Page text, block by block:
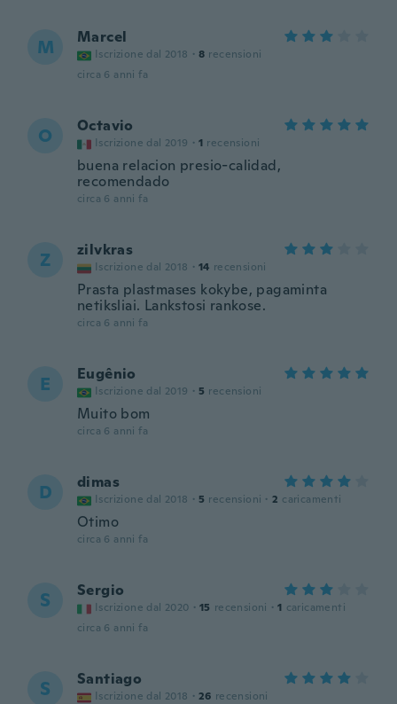
M Marcel
Iscrizione dal 2018 · 8 recensioni
circa 6 anni fa
O Octavio
Iscrizione dal 2019 · 1 recensioni
buena relacion presio-calidad,
recomendado
circa 6 anni fa
Z zilvkras
Iscrizione dal 2018 · 14 recensioni
Prasta plastmases kokybe, pagaminta
netiksliai. Lankstosi rankose.
circa 6 anni fa
E Eugênio
Iscrizione dal 2019 · 5 recensioni
Muito bom
circa 6 anni fa
D dimas
Iscrizione dal 2018 · 5 recensioni · 2 caricamenti
Otimo
circa 6 anni fa
S Sergio
Iscrizione dal 2020 · 15 recensioni · 1 caricamenti
circa 6 anni fa
S Santiago
Iscrizione dal 2018 · 26 recensioni